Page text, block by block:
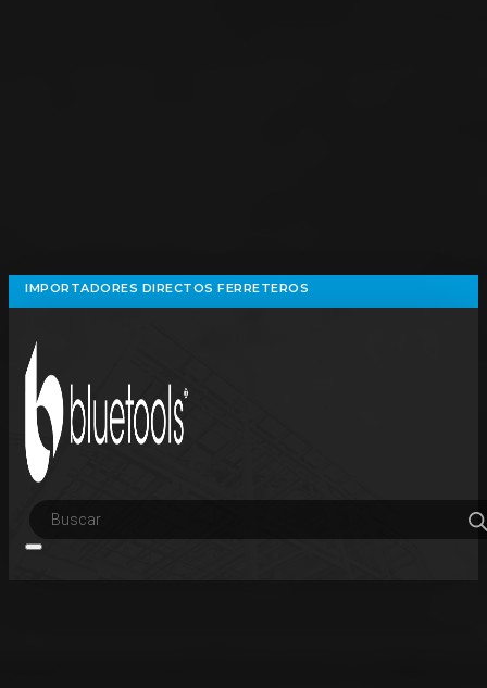
IMPORTADORES DIRECTOS FERRETEROS
productos